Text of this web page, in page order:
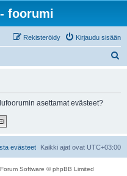
foorumi
Kirjaudu sisään
Rekisteröidy
asettamat evästeet?
Kaikki ajat ovat UTC+03:00
evästeet
Software © phpBB Limited